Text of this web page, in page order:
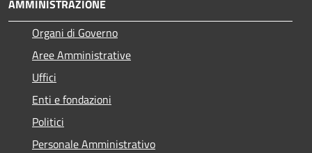
AMMINISTRAZIONE
Organi di Governo
Aree Amministrative
Uffici
Enti e fondazioni
Politici
Personale Amministrativo